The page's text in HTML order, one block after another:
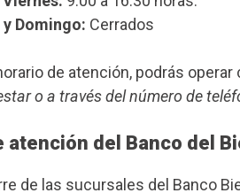
Domingo: Cerrados
de atención, podrás operar
o a través del número de
atención del Banco del
de las sucursales del Banco